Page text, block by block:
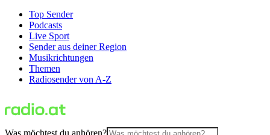
Top Sender
Podcasts
Live Sport
Sender aus deiner Region
Musikrichtungen
Themen
Radiosender von A-Z
Was möchtest du anhören?